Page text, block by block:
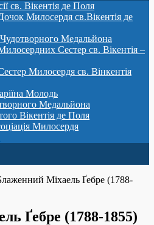
св. Вікентія де Поля
Милосердя св.Вікентія де
Медальйона
Сестер св. Вікентія –
Милосердя св. Вінкентія
Молодь
Медальйона
Вікентія де Поля
Милосердя
Міхаель Ґебре (1788-
Ґебре (1788-1855)